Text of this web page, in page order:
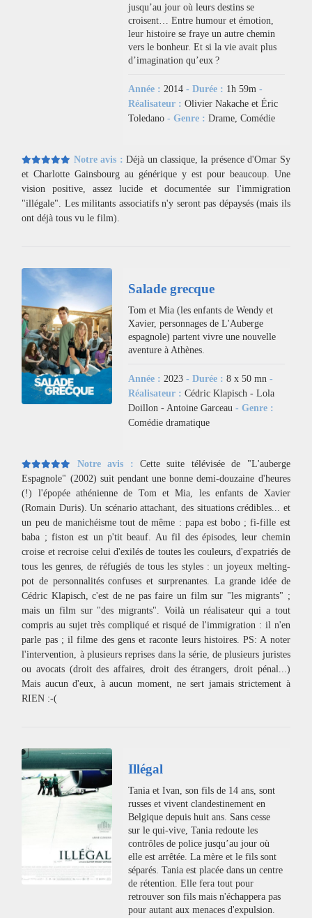
jusqu’au jour où leurs destins se
croisent… Entre humour et émotion,
leur histoire se fraye un autre chemin
vers le bonheur. Et si la vie avait plus
d’imagination qu’eux ?
Année : 2014- Durée : 1h 59m-
Réalisateur :Olivier Nakache et Éric
Toledano- Genre :Drame, Comédie
Notre avis :Déjà un classique, la présence d'Omar Sy
et Charlotte Gainsbourg au générique y est pour beaucoup. Une
vision positive, assez lucide et documentée sur l'immigration
"illégale". Les militants associatifs n'y seront pas dépaysés (mais ils
ont déjà tous vu le film).
Salade grecque
Tom et Mia (les enfants de Wendy et
Xavier, personnages de L'Auberge
espagnole) partent vivre une nouvelle
aventure à Athènes.
Année : 2023- Durée :8 x 50 mn-
Réalisateur :Cédric Klapisch - Lola
Doillon - Antoine Garceau- Genre :
Comédie dramatique
Notre avis :Cette suite télévisée de "L'auberge
Espagnole" (2002) suit pendant une bonne demi-douzaine d'heures
(!) l'épopée athénienne de Tom et Mia, les enfants de Xavier
(Romain Duris). Un scénario attachant, des situations crédibles... et
un peu de manichéisme tout de même : papa est bobo ; fi-fille est
baba ; fiston est un p'tit beauf. Au fil des épisodes, leur chemin
croise et recroise celui d'exilés de toutes les couleurs, d'expatriés de
tous les genres, de réfugiés de tous les styles : un joyeux melting-
pot de personnalités confuses et surprenantes. La grande idée de
Cédric Klapisch, c'est de ne pas faire un film sur "les migrants" ;
mais un film sur "des migrants". Voilà un réalisateur qui a tout
compris au sujet très compliqué et risqué de l'immigration : il n'en
parle pas ; il filme des gens et raconte leurs histoires. PS: A noter
l'intervention, à plusieurs reprises dans la série, de plusieurs juristes
ou avocats (droit des affaires, droit des étrangers, droit pénal...)
Mais aucun d'eux, à aucun moment, ne sert jamais strictement à
RIEN :-(
Illégal
Tania et Ivan, son fils de 14 ans, sont
russes et vivent clandestinement en
Belgique depuis huit ans. Sans cesse
sur le qui-vive, Tania redoute les
contrôles de police jusqu’au jour où
elle est arrêtée. La mère et le fils sont
séparés. Tania est placée dans un centre
de rétention. Elle fera tout pour
retrouver son fils mais n'échappera pas
pour autant aux menaces d'expulsion.